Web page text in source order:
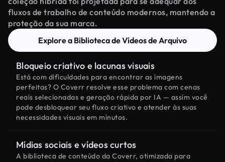
fluxos de trabalho de conteúdo modernos, mantendo a
proteção da sua marca.
Explore a Biblioteca de Vídeos de Arquivo
Bloqueio criativo e lacunas visuais
Está com dificuldades para encontrar as imagens
perfeitas? O Coverr resolve esse problema com cenas
reais selecionadas e geração rápida por IA — assim você
pode desbloquear seu fluxo criativo e atender às suas
necessidades visuais em minutos.
Mídias sociais e vídeos curtos
A biblioteca de conteúdo da Coverr, otimizada para